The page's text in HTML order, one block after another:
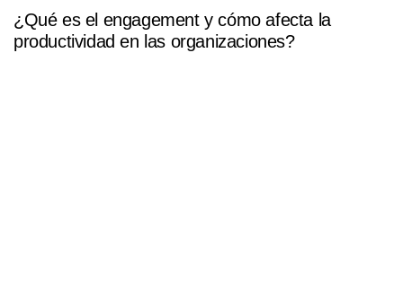
¿Qué es el engagement y cómo afecta la
productividad en las organizaciones?